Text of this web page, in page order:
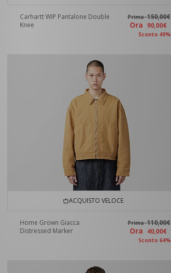
Carhartt WIP Pantalone Double
Knee
Prima150,00€
Ora 90,00€
Sconto 40%
ACQUISTO VELOCE
Home Grown Giacca
Distressed Marker
Prima110,00€
Ora 40,00€
Sconto 64%